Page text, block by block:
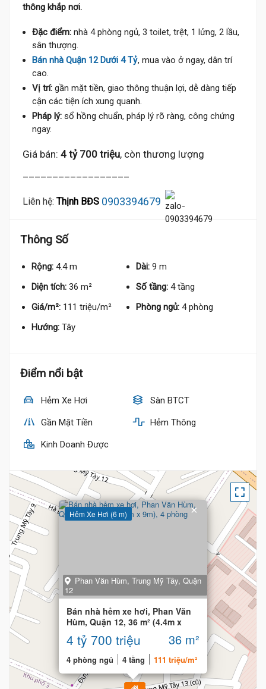
thông khắp nơi.
Đặc điểm: nhà 4 phòng ngủ, 3 toilet, trệt, 1 lửng, 2 lầu,
sân thượng.
Bán nhà Quận 12 Dưới 4 Tỷ, mua vào ở ngay, dân trí
cao.
Vị trí: gần mặt tiền, giao thông thuận lợi, dễ dàng tiếp
cận các tiện ích xung quanh.
Pháp lý: sổ hồng chuẩn, pháp lý rõ ràng, công chứng
ngay.
Giá bán: 4 tỷ 700 triệu, còn thương lượng
Liên hệ: Thịnh BĐS 0903394679
Thông Số
Rộng: 4.4 m Dài: 9 m
Diện tích: 36 m² Số tầng: 4 tầng
Giá/m²: 111 triệu/m² Phòng ngủ: 4 phòng
Hướng: Tây
Điểm nổi bật
Hẻm Xe Hơi Sàn BTCT
Gần Mặt Tiền Hẻm Thông
Kinh Doanh Được
Hẻm Xe Hơi (6 m)
Phan Văn Hùm, Trung Mỹ Tây, Quận
12
Bán nhà hẻm xe hơi, Phan Văn
Hùm, Quận 12, 36 m² (4.4m x
9m), 4 phòng
4 tỷ 700 triệu 36 m²
4 phòng ngủ 4 tầng 111 triệu/m²
×